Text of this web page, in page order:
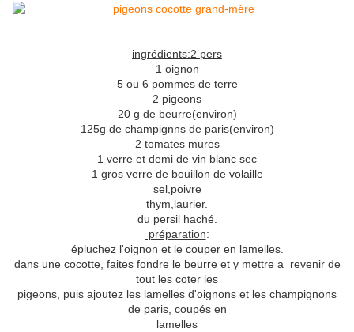
ingrédients:2 pers
1 oignon
5 ou 6 pommes de terre
2 pigeons
20 g de beurre(environ)
125g de champignns de paris(environ)
2 tomates mures
1 verre et demi de vin blanc sec
1 gros verre de bouillon de volaille
sel,poivre
thym,laurier.
du persil haché.
préparation:
épluchez l'oignon et le couper en lamelles.
dans une cocotte, faites fondre le beurre et y mettre a revenir de
tout les coter les
pigeons, puis ajoutez les lamelles d'oignons et les champignons
de paris, coupés en
lamelles